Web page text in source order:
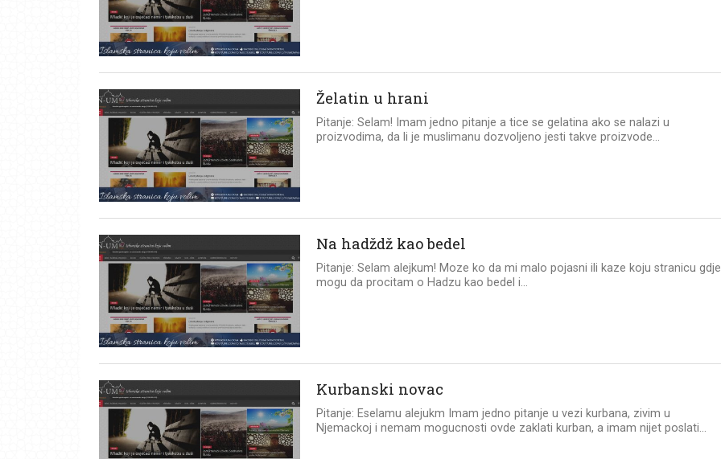
Želatin u hrani
Pitanje: Selam! Imam jedno pitanje a tice se gelatina ako se nalazi u
proizvodima, da li je muslimanu dozvoljeno jesti takve proizvode...
Na hadždž kao bedel
Pitanje: Selam alejkum! Moze ko da mi malo pojasni ili kaze koju stranicu gdje
mogu da procitam o Hadzu kao bedel i...
Kurbanski novac
Pitanje: Eselamu alejukm Imam jedno pitanje u vezi kurbana, zivim u
Njemackoj i nemam mogucnosti ovde zaklati kurban, a imam nijet poslati...